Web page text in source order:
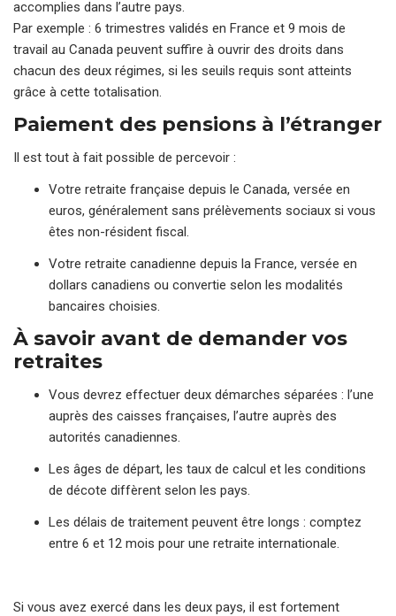
accomplies dans l’autre pays.
Par exemple : 6 trimestres validés en France et 9 mois de
travail au Canada peuvent suffire à ouvrir des droits dans
chacun des deux régimes, si les seuils requis sont atteints
grâce à cette totalisation.
Paiement des pensions à l’étranger
Il est tout à fait possible de percevoir :
Votre retraite française depuis le Canada, versée en
euros, généralement sans prélèvements sociaux si vous
êtes non-résident fiscal.
Votre retraite canadienne depuis la France, versée en
dollars canadiens ou convertie selon les modalités
bancaires choisies.
À savoir avant de demander vos
retraites
Vous devrez effectuer deux démarches séparées : l’une
auprès des caisses françaises, l’autre auprès des
autorités canadiennes.
Les âges de départ, les taux de calcul et les conditions
de décote diffèrent selon les pays.
Les délais de traitement peuvent être longs : comptez
entre 6 et 12 mois pour une retraite internationale.
Si vous avez exercé dans les deux pays, il est fortement